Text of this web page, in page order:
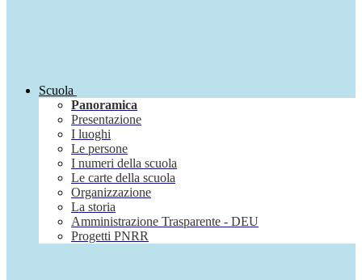
Scuola
Panoramica
Presentazione
I luoghi
Le persone
I numeri della scuola
Le carte della scuola
Organizzazione
La storia
Amministrazione Trasparente - DEU
Progetti PNRR